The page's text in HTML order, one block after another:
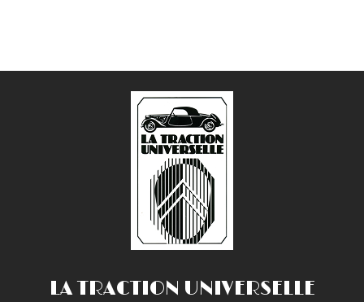
LA TRACTION UNIVERSELLE